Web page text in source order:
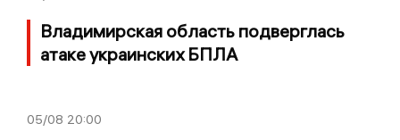
Владимирская область подверглась
атаке украинских БПЛА
05/08 20:00